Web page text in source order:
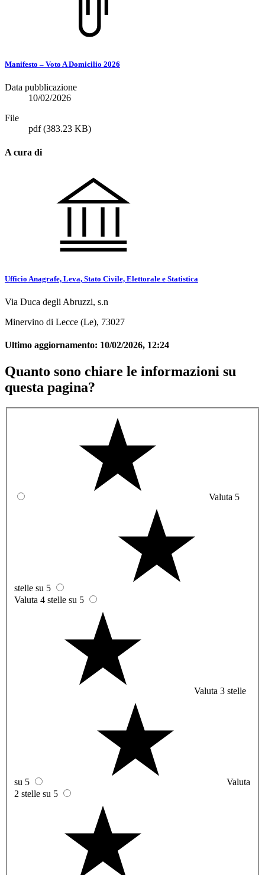
Manifesto – Voto A Domicilio 2026
Data pubblicazione
10/02/2026
File
pdf(383.23 KB)
A cura di
Ufficio Anagrafe, Leva, Stato Civile, Elettorale e Statistica
Via Duca degli Abruzzi, s.n
Minervino di Lecce (Le), 73027
Ultimo aggiornamento: 10/02/2026, 12:24
Quanto sono chiare le informazioni su
questa pagina?
Valuta 5
stelle su 5
Valuta 4 stelle su 5
Valuta 3 stelle
su 5
Valuta
2 stelle su 5